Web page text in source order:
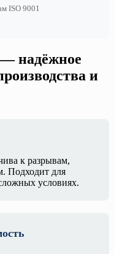
ISO 9001
надёжное
и
к разрывам,
Подходит для
условиях.